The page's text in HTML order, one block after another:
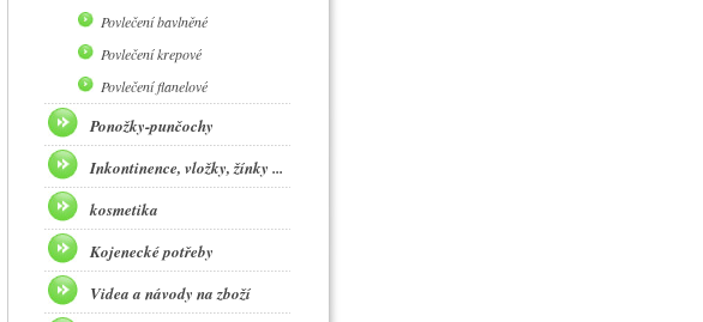
Povlečení bavlněné
Povlečení krepové
Povlečení flanelové
Ponožky-punčochy
Inkontinence, vložky, žínky ...
kosmetika
Kojenecké potřeby
Videa a návody na zboží